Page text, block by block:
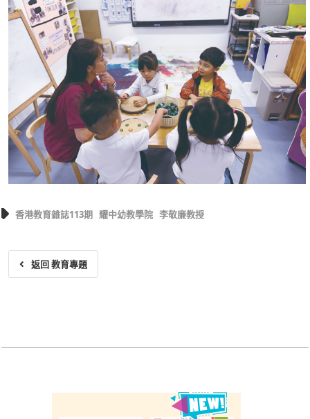
香港教育雜誌113期 耀中幼教學院 李敬廉教授
返回 教育專題